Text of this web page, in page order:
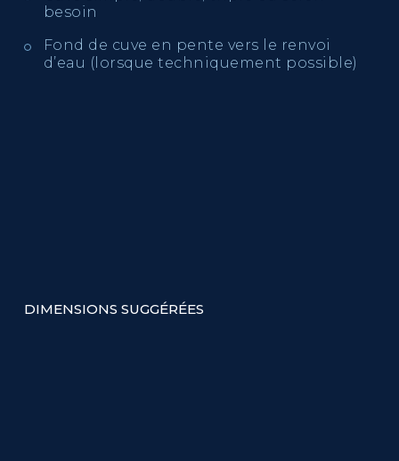
besoin
Fond de cuve en pente vers le renvoi
d’eau (lorsque techniquement possible)
DIMENSIONS SUGGÉRÉES